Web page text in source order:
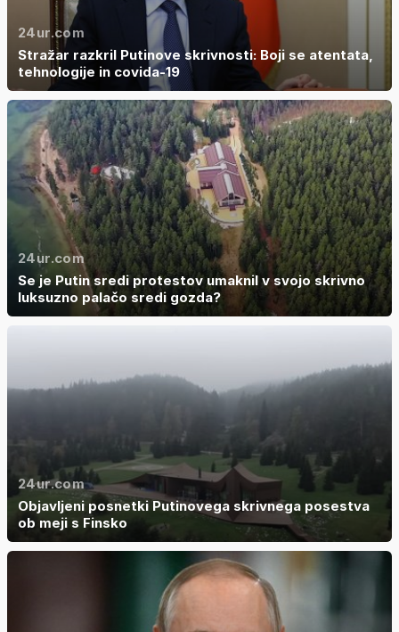
24ur.com
Stražar razkril Putinove skrivnosti: Boji se atentata,
tehnologije in covida-19
24ur.com
Se je Putin sredi protestov umaknil v svojo skrivno
luksuzno palačo sredi gozda?
24ur.com
Objavljeni posnetki Putinovega skrivnega posestva
ob meji s Finsko